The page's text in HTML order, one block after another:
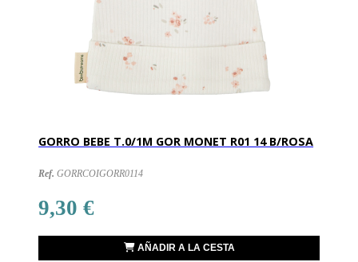
GORRO BEBE T.0/1M GOR MONET R01 14 B/ROSA
Ref. GORRCOIGORR0114
9,30 €
AÑADIR A LA CESTA